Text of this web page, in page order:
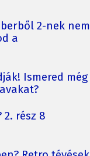
2-nek nem
a
Ismered még
2. rész 8